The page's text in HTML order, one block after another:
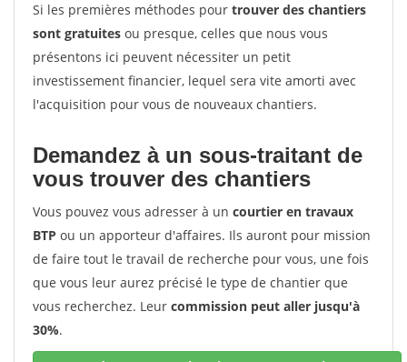
Si les premières méthodes pour trouver des chantiers
sont gratuites ou presque, celles que nous vous
présentons ici peuvent nécessiter un petit
investissement financier, lequel sera vite amorti avec
l'acquisition pour vous de nouveaux chantiers.
Demandez à un sous-traitant de
vous trouver des chantiers
Vous pouvez vous adresser à un courtier en travaux
BTP ou un apporteur d'affaires. Ils auront pour mission
de faire tout le travail de recherche pour vous, une fois
que vous leur aurez précisé le type de chantier que
vous recherchez. Leur commission peut aller jusqu'à
30%.